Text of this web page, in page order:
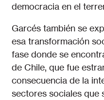
democracia en el
Garcés también se
esa transformación
fase donde se
de Chile, que fue
consecuencia de la
sectores sociales que